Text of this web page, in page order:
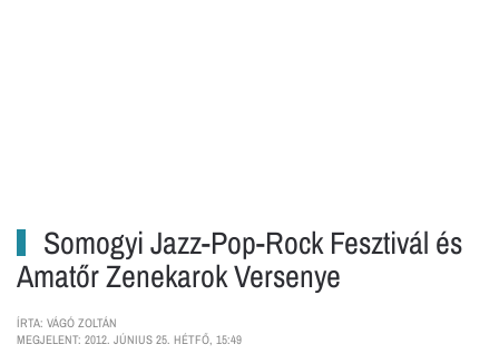
Somogyi Jazz-Pop-Rock Fesztivál és
Amatőr Zenekarok Versenye
ÍRTA: VÁGÓ ZOLTÁN
MEGJELENT: 2012. JÚNIUS 25. HÉTFŐ, 15:49